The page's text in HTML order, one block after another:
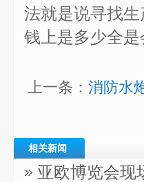
法就是说寻找
钱上是多少全
上一条： 消防水
相关新闻
亚欧博览会现